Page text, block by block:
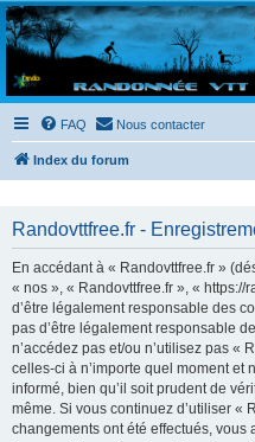
Randovttfree.fr
Bienvenue sur le site des randos vtt et
et bonnes randos dans l'Ouest !
FAQ Nous contacter
Index du forum
Randovttfree.fr -
En accédant à « Randovttfree.fr »
« nos », « Randovttfree.fr », «
d’être légalement responsable des
pas d’être légalement responsable
n’accédez pas et/ou n’utilisez pas «
celles-ci à n’importe quel moment et
informé, bien qu’il soit prudent de
même. Si vous continuez d’utiliser «
changements ont été effectués, vous